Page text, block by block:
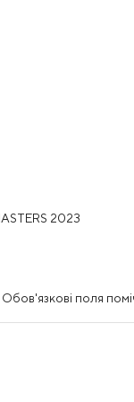
2023
поля